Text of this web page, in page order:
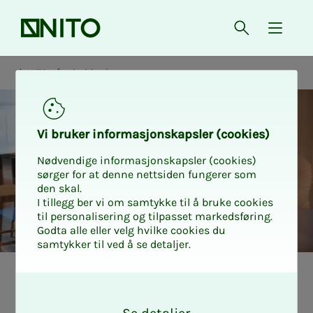
Forsiden Åpne søk
{
NITO på arbeidsplassen
Vi bru­­­ker in­­­for­­­ma­­­sjons­­­kaps­­­­­ler (cookies)
Nødvendige informasjonskapsler (cookies)
sørger for at denne nettsiden fungerer som
den skal.
I tillegg ber vi om samtykke til å bruke cookies
til personalisering og tilpasset markedsføring.
Godta alle eller velg hvilke cookies du
samtykker til ved å se detaljer.